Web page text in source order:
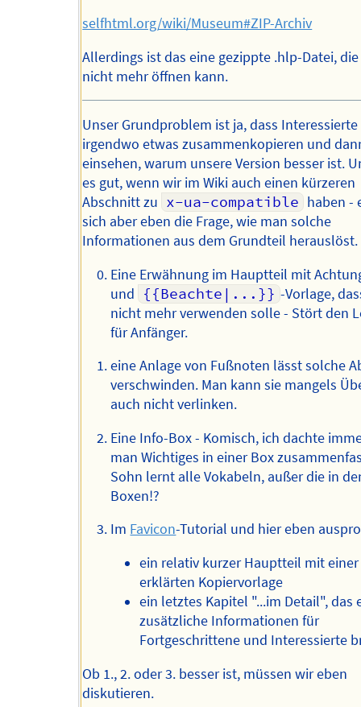
selfhtml.org/wiki/Museum#ZIP-Archiv
Allerdings ist das eine gezippte .hlp-Datei,
nicht mehr öffnen kann.
Unser Grundproblem ist ja, dass
irgendwo etwas zusammenkopieren und
einsehen, warum unsere Version besser ist.
es gut, wenn wir im Wiki auch einen kürzeren
Abschnitt zu x-ua-compatible haben -
sich aber eben die Frage, wie man solche
Informationen aus dem Grundteil herauslöst.
Eine Erwähnung im Hauptteil mit
und {{Beachte|...}} -Vorlage,
nicht mehr verwenden solle - Stört den
für Anfänger.
eine Anlage von Fußnoten lässt solche
verschwinden. Man kann sie mangels
auch nicht verlinken.
Eine Info-Box - Komisch, ich dachte
man Wichtiges in einer Box
Sohn lernt alle Vokabeln, außer die in
Boxen!?
Im Favicon-Tutorial und hier eben
ein relativ kurzer Hauptteil mit einer
erklärten Kopiervorlage
ein letztes Kapitel "...im Detail", das
zusätzliche Informationen für
Fortgeschrittene und Interessierte
Ob 1., 2. oder 3. besser ist, müssen wir eben
diskutieren.